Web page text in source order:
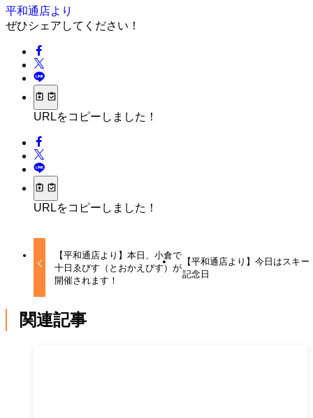
平和通店より
ぜひシェアしてください！
URLをコピーしました！
URLをコピーしました！
【平和通店より】本日、小倉で
十日ゑびす（とおかえびす）が
開催されます！
【平和通店より】今日はスキー
記念日
関連記事